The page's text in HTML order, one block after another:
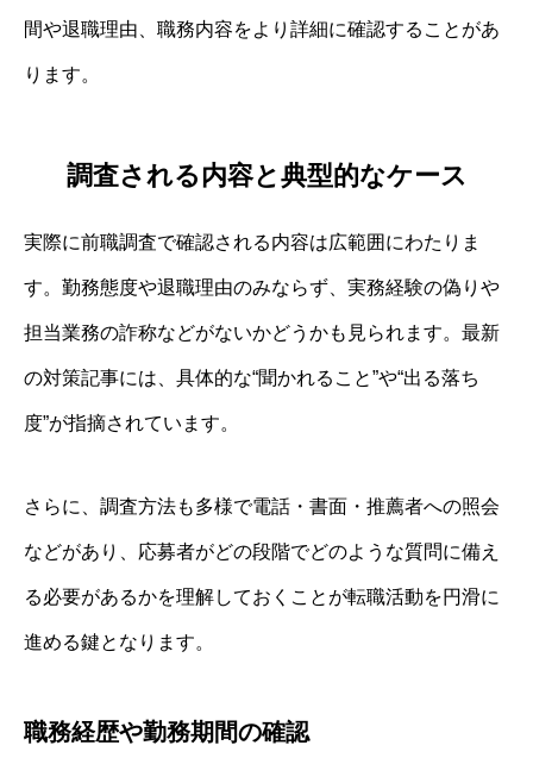
間や退職理由、職務内容をより詳細に確認することがあ
ります。
調査される内容と典型的なケース
実際に前職調査で確認される内容は広範囲にわたりま
す。勤務態度や退職理由のみならず、実務経験の偽りや
担当業務の詐称などがないかどうかも見られます。最新
の対策記事には、具体的な“聞かれること”や“出る落ち
度”が指摘されています。
さらに、調査方法も多様で電話・書面・推薦者への照会
などがあり、応募者がどの段階でどのような質問に備え
る必要があるかを理解しておくことが転職活動を円滑に
進める鍵となります。
職務経歴や勤務期間の確認